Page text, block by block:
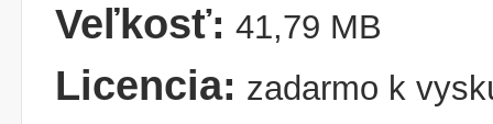
Veľkosť: 41,79 MB
Licencia: zadarmo k